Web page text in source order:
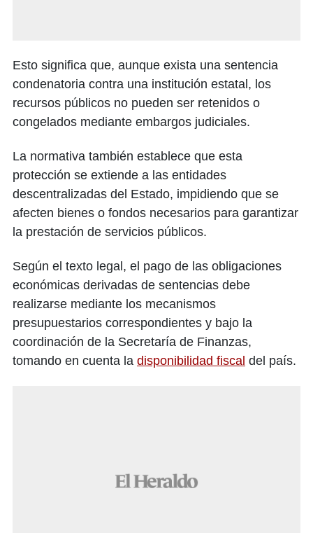
Esto significa que, aunque exista una sentencia
condenatoria contra una institución estatal, los
recursos públicos no pueden ser retenidos o
congelados mediante embargos judiciales.
La normativa también establece que esta
protección se extiende a las entidades
descentralizadas del Estado, impidiendo que se
afecten bienes o fondos necesarios para garantizar
la prestación de servicios públicos.
Según el texto legal, el pago de las obligaciones
económicas derivadas de sentencias debe
realizarse mediante los mecanismos
presupuestarios correspondientes y bajo la
coordinación de la Secretaría de Finanzas,
tomando en cuenta la disponibilidad fiscal del país.